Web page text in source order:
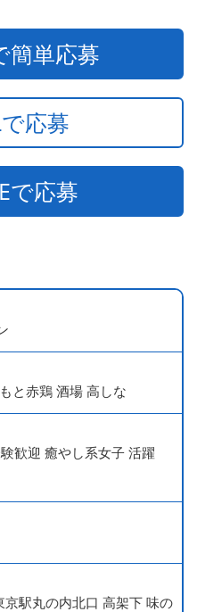
単応募
応募
応募
と赤鶏 酒場 高しな
歓迎 癒やし系女子 活躍
駅丸の内北口 高架下 味の